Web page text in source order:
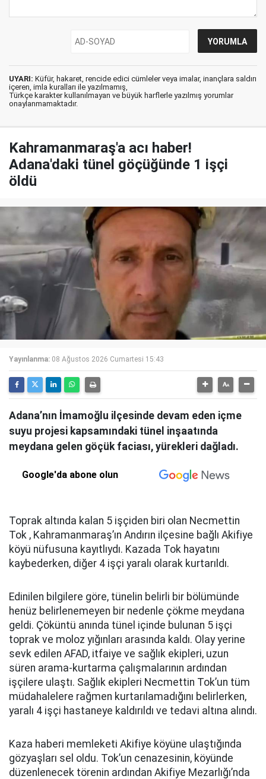
UYARI: Küfür, hakaret, rencide edici cümleler veya imalar, inançlara saldırı
içeren, imla kuralları ile yazılmamış,
Türkçe karakter kullanılmayan ve büyük harflerle yazılmış yorumlar
onaylanmamaktadır.
Kahramanmaraş'a acı haber!
Adana'daki tünel göçüğünde 1 işçi
öldü
Yayınlanma: 08 Ağustos 2026 Cumartesi 15:43
Adana’nın İmamoğlu ilçesinde devam eden içme
suyu projesi kapsamındaki tünel inşaatında
meydana gelen göçük faciası, yürekleri dağladı.
Google'da abone olun
Toprak altında kalan 5 işçiden biri olan Necmettin
Tok , Kahramanmaraş’ın Andırın ilçesine bağlı Akifiye
köyü nüfusuna kayıtlıydı. Kazada Tok hayatını
kaybederken, diğer 4 işçi yaralı olarak kurtarıldı.
Edinilen bilgilere göre, tünelin belirli bir bölümünde
henüz belirlenemeyen bir nedenle çökme meydana
geldi. Çöküntü anında tünel içinde bulunan 5 işçi
toprak ve moloz yığınları arasında kaldı. Olay yerine
sevk edilen AFAD, itfaiye ve sağlık ekipleri, uzun
süren arama-kurtarma çalışmalarının ardından
işçilere ulaştı. Sağlık ekipleri Necmettin Tok’un tüm
müdahalelere rağmen kurtarılamadığını belirlerken,
yaralı 4 işçi hastaneye kaldırıldı ve tedavi altına alındı.
Kaza haberi memleketi Akifiye köyüne ulaştığında
gözyaşları sel oldu. Tok’un cenazesinin, köyünde
düzenlenecek törenin ardından Akifiye Mezarlığı’nda